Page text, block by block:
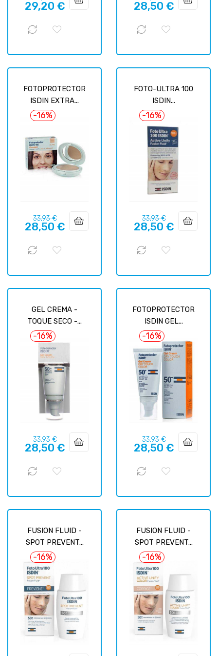
habituel
29,20 €
habituel
28,50 €
FOTOPROTECTOR
ISDIN EXTRA...
-16%
Prix
habituel
33,93 €Prix
28,50 €
FOTO-ULTRA 100
ISDIN...
-16%
Prix
habituel
33,93 €Prix
28,50 €
GEL CREMA -
TOQUE SECO -...
-16%
Prix
habituel
33,93 €Prix
28,50 €
FOTOPROTECTOR
ISDIN GEL...
-16%
Prix
habituel
33,93 €Prix
28,50 €
FUSION FLUID -
SPOT PREVENT...
-16%
FUSION FLUID -
SPOT PREVENT...
-16%